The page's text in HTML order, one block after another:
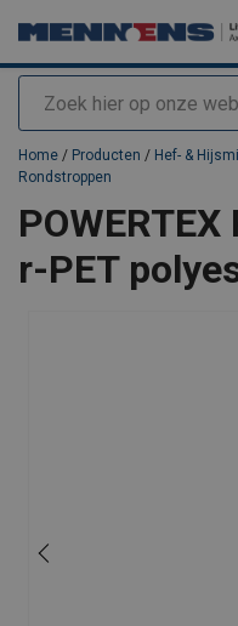
Zoeken
toegevoegd aan uw offerte
Home / Producten / Hef- &
Rondstroppen
r-PET